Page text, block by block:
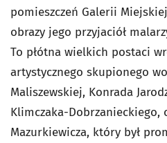
pomieszczeń Galerii
obrazy jego przyjaciół
To płótna wielkich postaci
artystycznego skupionego
Maliszewskiej, Konrada
Klimczaka-Dobrzanieckiego,
Mazurkiewicza, który był